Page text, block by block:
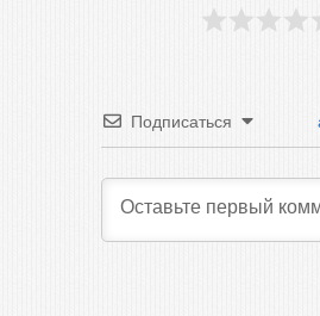
Подписаться